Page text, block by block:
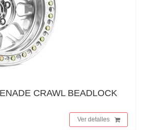
CRAWL BEADLOCK
Ver detalles